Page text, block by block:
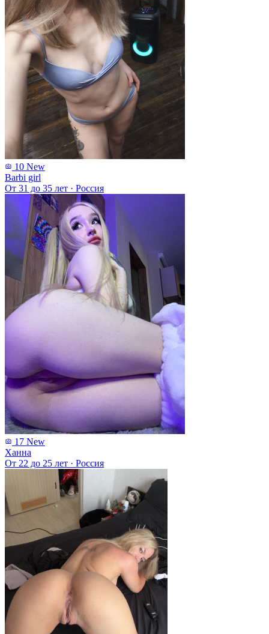
10 New
Barbi girl
От 31 до 35 лет · Россия
17 New
Ханна
От 22 до 25 лет · Россия